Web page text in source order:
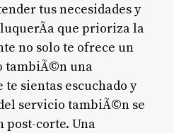
tus necesidades y
que prioriza la
no solo te ofrece un
tambiÃ©n una
sientas escuchado y
servicio tambiÃ©n se
post-corte. Una